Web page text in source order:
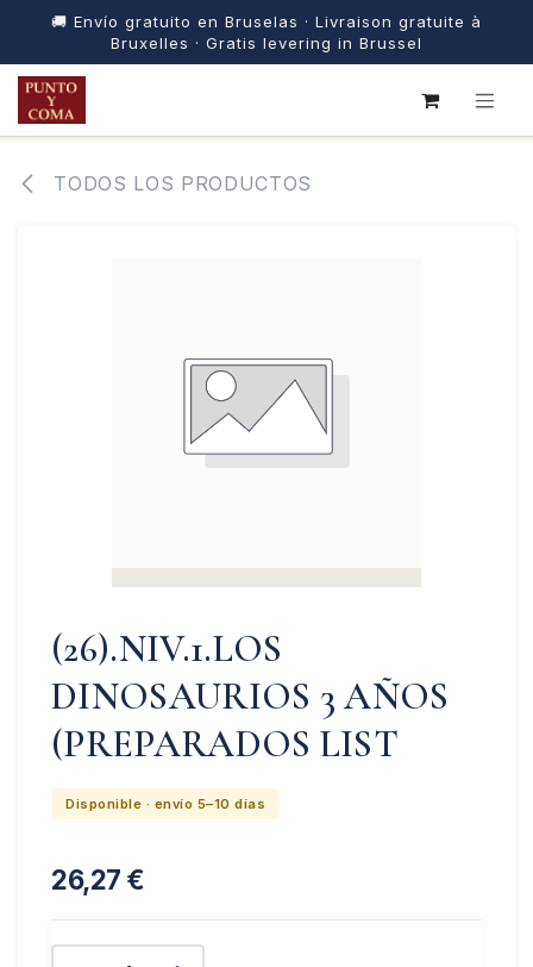
🚚 Envío gratuito en Bruselas · Livraison gratuite à
Bruxelles · Gratis levering in Brussel
IR AL CONTENIDO
TODOS LOS PRODUCTOS
(26).NIV.1.LOS
DINOSAURIOS 3 AÑOS
(PREPARADOS LIST
Disponible · envío 5–10 días
26,27 €